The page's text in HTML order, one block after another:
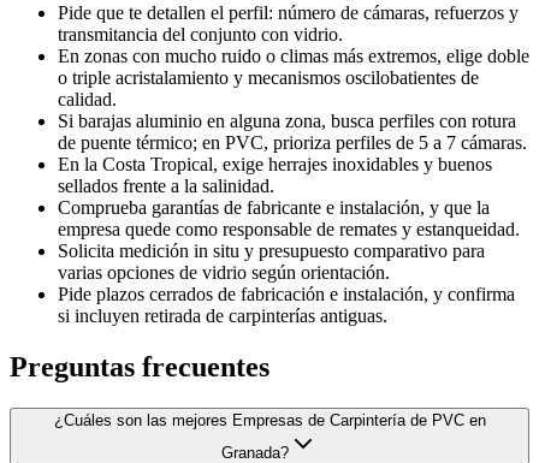
Pide que te detallen el perfil: número de cámaras, refuerzos y
transmitancia del conjunto con vidrio.
En zonas con mucho ruido o climas más extremos, elige doble
o triple acristalamiento y mecanismos oscilobatientes de
calidad.
Si barajas aluminio en alguna zona, busca perfiles con rotura
de puente térmico; en PVC, prioriza perfiles de 5 a 7 cámaras.
En la Costa Tropical, exige herrajes inoxidables y buenos
sellados frente a la salinidad.
Comprueba garantías de fabricante e instalación, y que la
empresa quede como responsable de remates y estanqueidad.
Solicita medición in situ y presupuesto comparativo para
varias opciones de vidrio según orientación.
Pide plazos cerrados de fabricación e instalación, y confirma
si incluyen retirada de carpinterías antiguas.
Preguntas frecuentes
¿Cuáles son las mejores Empresas de Carpintería de PVC en
Granada?